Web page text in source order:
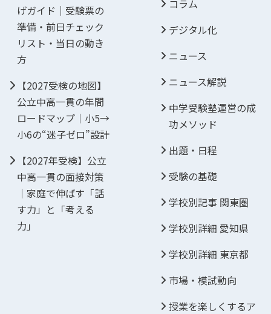
げガイド｜受験票の
準備・前日チェック
リスト・当日の動き
方
【2027受検の地図】
公立中高一貫の年間
ロードマップ｜小5→
小6の“迷子ゼロ”設計
【2027年受検】公立
中高一貫の面接対策
｜家庭で伸ばす「話
す力」と「考える
力」
コラム
デジタル化
ニュース
ニュース解説
中学受験塾運営の成
功メソッド
出題・日程
受験の基礎
学校別記事 関東圏
学校別詳細 愛知県
学校別詳細 東京都
市場・模試動向
授業を楽しくするア